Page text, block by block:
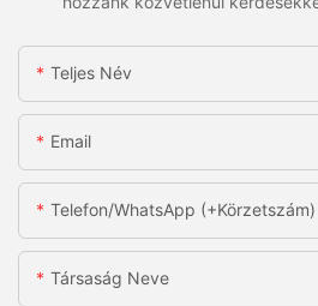
Teljes Név
Email
Telefon/WhatsApp (+körzetszám)
Társaság Neve